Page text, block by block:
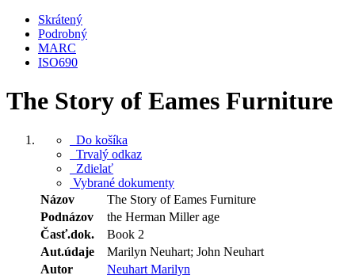
Skrátený
Podrobný
MARC
ISO690
The Story of Eames Furniture
Do košíka
Trvalý odkaz
Zdielať
Vybrané dokumenty
Názov
The Story of Eames Furniture
Podnázov
the Herman Miller age
Časť.dok.
Book 2
Aut.údaje
Marilyn Neuhart; John Neuhart
Autor
Neuhart Marilyn